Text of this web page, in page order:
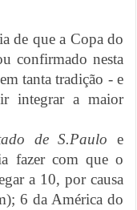
de que a Copa do
confirmado nesta
tanta tradição - e
integrar a maior
de S.Paulo e
fazer com que o
a 10, por causa
6 da América do